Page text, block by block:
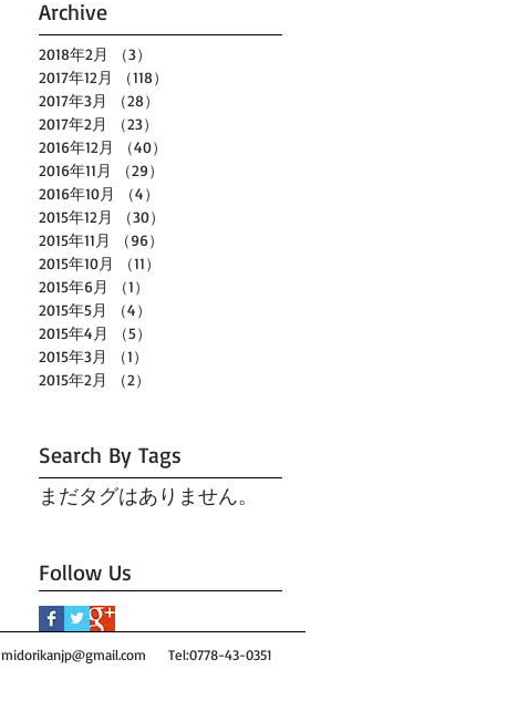
Archive
2018年2月 （3）
2017年12月
（118）
2017年3月
（28）
2017年2月
（23）
2016年12月
（40）
2016年11月
（29）
2016年10月
（4）
2015年12月
（30）
2015年11月
（96）
2015年10月
（11）
2015年6月
（1）
2015年5月
（4）
2015年4月
（5）
2015年3月
（1）
2015年2月
（2）
Search By Tags
まだタグはありません。
Follow Us
midorikanjp@gmail.com Tel:0778-43-0351